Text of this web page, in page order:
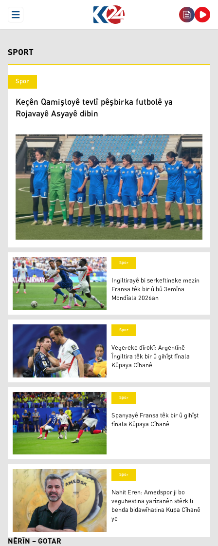
Open Menu
SPORT
Spor
Keçên Qamişloyê tevlî pêşbirka futbolê ya
Rojavayê Asyayê dibin
Ingiltirayê bi serkeftineke mezin Fransa têk bir û bû
Spor
Ingiltirayê bi serkeftineke mezin
Fransa têk bir û bû 3emîna
Mondîala 2026an
Vegereke dîrokî: Argentînê Îngiltira têk bir û gihîşt fînala
Spor
Vegereke dîrokî: Argentînê
Îngiltira têk bir û gihîşt fînala
Kûpaya Cîhanê
Spanyayê Fransa têk bir û gihîşt fînala Kûpaya Cîhanê
Spor
Spanyayê Fransa têk bir û gihîşt
fînala Kûpaya Cîhanê
Nahit Eren: Amedspor ji bo veguhestina yarîzanên
Spor
Nahit Eren: Amedspor ji bo
veguhestina yarîzanên stêrk li
benda bidawîhatina Kupa Cîhanê
ye
NÊRÎN – GOTAR